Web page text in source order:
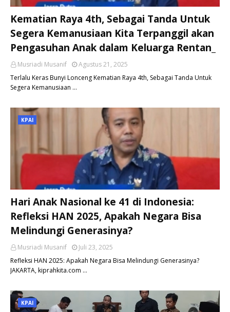
Kematian Raya 4th, Sebagai Tanda Untuk
Segera Kemanusiaan Kita Terpanggil akan
Pengasuhan Anak dalam Keluarga Rentan_
Musriadi Musanif
Agustus 21, 2025
Terlalu Keras Bunyi Lonceng Kematian Raya 4th, Sebagai Tanda Untuk
Segera Kemanusiaan …
KPAI
Hari Anak Nasional ke 41 di Indonesia:
Refleksi HAN 2025, Apakah Negara Bisa
Melindungi Generasinya?
Musriadi Musanif
Juli 23, 2025
Refleksi HAN 2025: Apakah Negara Bisa Melindungi Generasinya?
JAKARTA, kiprahkita.com …
KPAI